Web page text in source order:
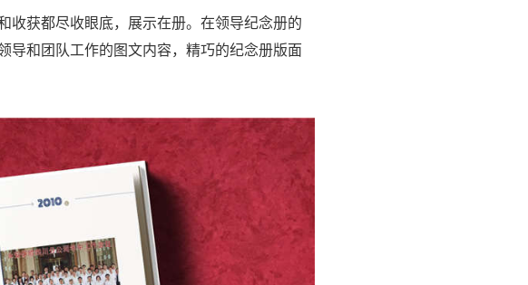
收获都尽收眼底，展示在册。在领导纪念册的
导和团队工作的图文内容，精巧的纪念册版面